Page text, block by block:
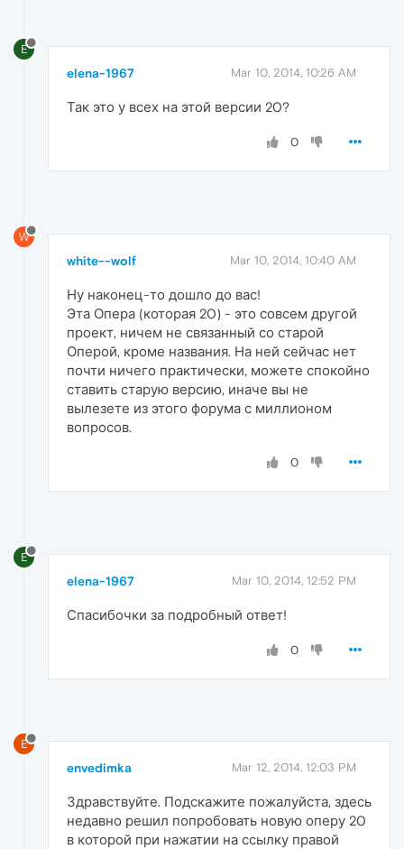
E
elena-1967 Mar 10, 2014, 10:26 AM
Так это у всех на этой версии 20?
0
W
white--wolf Mar 10, 2014, 10:40 AM
Ну наконец-то дошло до вас!
Эта Опера (которая 20) - это совсем другой
проект, ничем не связанный со старой
Оперой, кроме названия. На ней сейчас нет
почти ничего практически, можете спокойно
ставить старую версию, иначе вы не
вылезете из этого форума с миллионом
вопросов.
0
E
elena-1967 Mar 10, 2014, 12:52 PM
Спасибочки за подробный ответ!
0
E
envedimka Mar 12, 2014, 12:03 PM
Здравствуйте. Подскажите пожалуйста, здесь
недавно решил попробовать новую оперу 20
в которой при нажатии на ссылку правой